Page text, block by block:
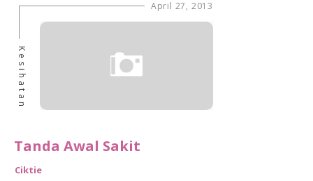
April 27, 2013
Kesihatan
Tanda Awal Sakit
Ciktie